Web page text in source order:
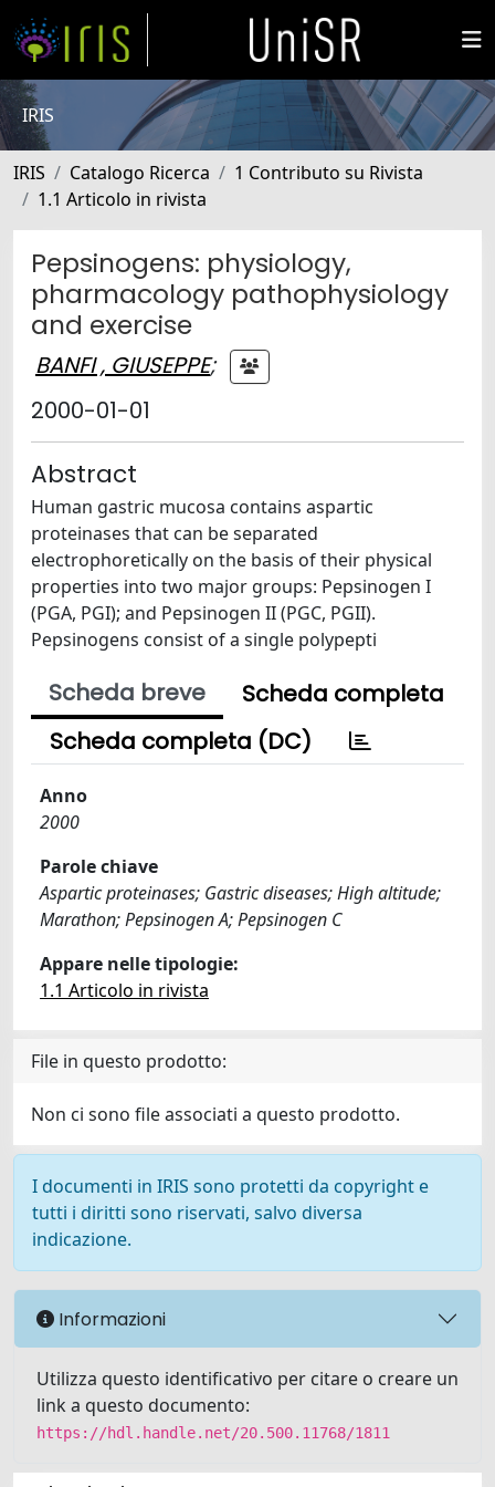
IRIS
IRIS Catalogo Ricerca
1 Contributo su Rivista
1.1 Articolo in rivista
Pepsinogens: physiology,
pharmacology pathophysiology
and exercise
BANFI , GIUSEPPE;
2000-01-01
Abstract
Human gastric mucosa contains aspartic
proteinases that can be separated
electrophoretically on the basis of their physical
properties into two major groups: Pepsinogen I
(PGA, PGI); and Pepsinogen II (PGC, PGII).
Pepsinogens consist of a single polypepti
Scheda breve
Scheda completa
Scheda completa (DC)
Anno
2000
Parole chiave
Aspartic proteinases; Gastric diseases; High altitude;
Marathon; Pepsinogen A; Pepsinogen C
Appare nelle tipologie:
1.1 Articolo in rivista
File in questo prodotto:
Non ci sono file associati a questo prodotto.
I documenti in IRIS sono protetti da copyright e
tutti i diritti sono riservati, salvo diversa
indicazione.
Informazioni
Utilizza questo identificativo per citare o creare un
link a questo documento:
https://hdl.handle.net/20.500.11768/1811